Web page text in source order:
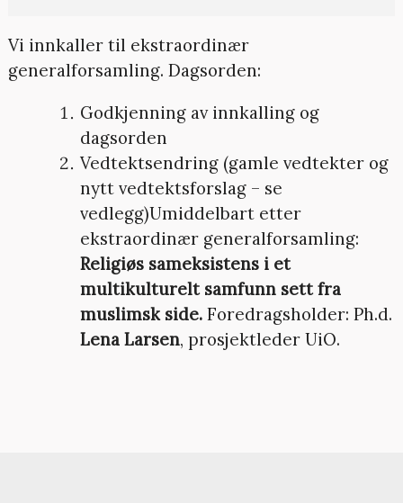
Vi innkaller til ekstraordinær
generalforsamling. Dagsorden:
Godkjenning av innkalling og
dagsorden
Vedtektsendring (gamle vedtekter og
nytt vedtektsforslag – se
vedlegg)Umiddelbart etter
ekstraordinær generalforsamling:
Religiøs sameksistens i et
multikulturelt samfunn sett fra
muslimsk side. Foredragsholder: Ph.d.
Lena Larsen, prosjektleder UiO.